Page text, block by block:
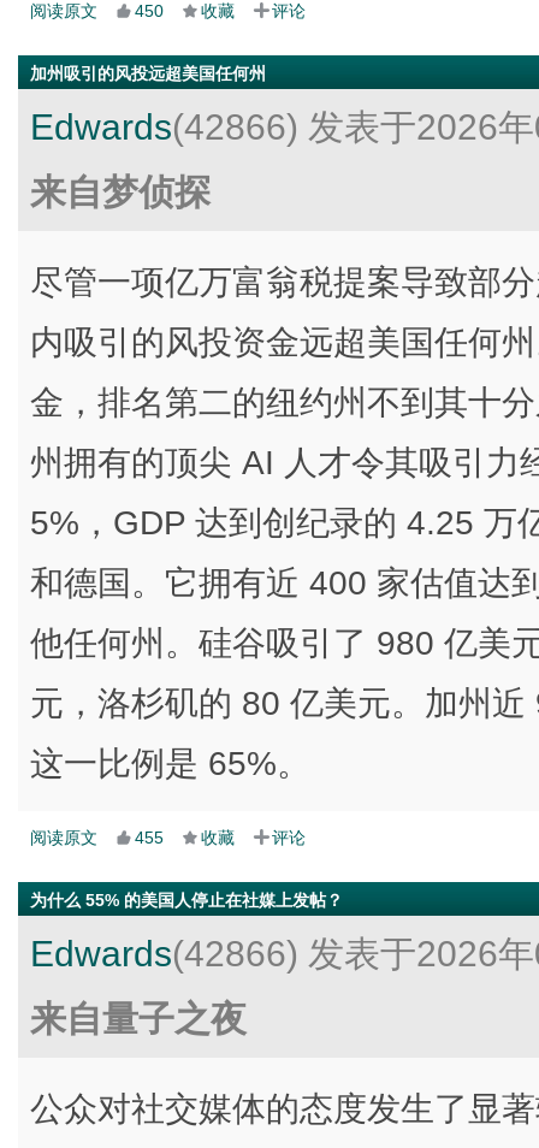
阅读原文 450 收藏 评论
加州吸引的风投远超美国任何州
Edwards(42866) 发表于2026
来自梦侦探
尽管一项亿万富翁税提案导致部
内吸引的风投资金远超美国任何
金，排名第二的纽约州不到其十
州拥有的顶尖 AI 人才令其吸引力
5%，GDP 达到创纪录的 4.25 万
和德国。它拥有近 400 家估值达
他任何州。硅谷吸引了 980 亿美
元，洛杉矶的 80 亿美元。加州
这一比例是 65%。
阅读原文 455 收藏 评论
为什么 55% 的美国人停止在社媒上发帖？
Edwards(42866) 发表于2026
来自量子之夜
公众对社交媒体的态度发生了显